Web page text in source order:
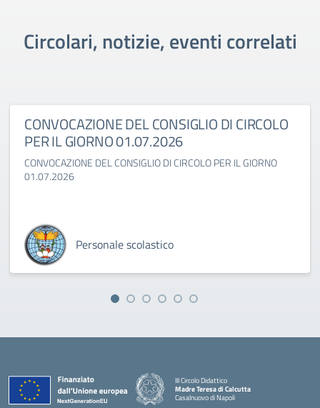
Circolari, notizie, eventi correlati
CONVOCAZIONE DEL CONSIGLIO DI CIRCOLO
PER IL GIORNO 01.07.2026
CONVOCAZIONE DEL CONSIGLIO DI CIRCOLO PER IL GIORNO
01.07.2026
Personale scolastico
III Circolo Didattico
Madre Teresa di Calcutta
Casalnuovo di Napoli
— Visita la pagina iniziale della scuola